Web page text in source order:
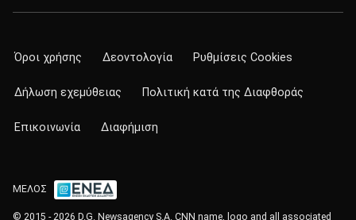
Όροι χρήσης Δεοντολογία Ρυθμίσεις Cookies
Δήλωση εχεμύθειας Πολιτική κατά της Διαφθοράς
Επικοινωνία Διαφήμιση
ΜΕΛΟΣ
© 2015 - 2026 D.G. Newsagency S.A. CNN name, logo and all associated